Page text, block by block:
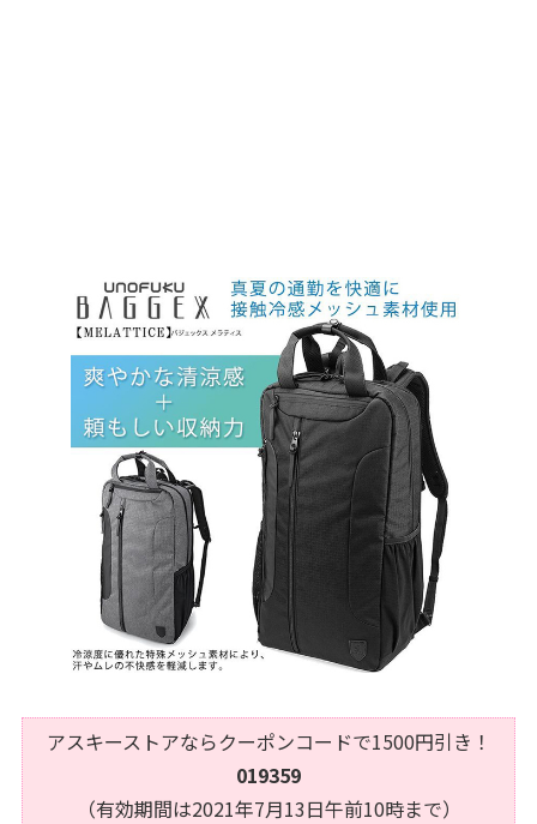
アスキーストアならクーポンコードで1500円引き！
019359
（有効期間は2021年7月13日午前10時まで）